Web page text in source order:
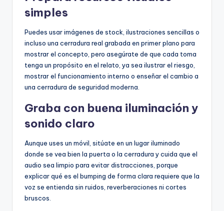
simples
Puedes usar imágenes de stock, ilustraciones sencillas o
incluso una cerradura real grabada en primer plano para
mostrar el concepto, pero asegúrate de que cada toma
tenga un propósito en el relato, ya sea ilustrar el riesgo,
mostrar el funcionamiento interno o enseñar el cambio a
una cerradura de seguridad moderna.
Graba con buena iluminación y
sonido claro
Aunque uses un móvil, sitúate en un lugar iluminado
donde se vea bien la puerta o la cerradura y cuida que el
audio sea limpio para evitar distracciones, porque
explicar qué es el bumping de forma clara requiere que la
voz se entienda sin ruidos, reverberaciones ni cortes
bruscos.